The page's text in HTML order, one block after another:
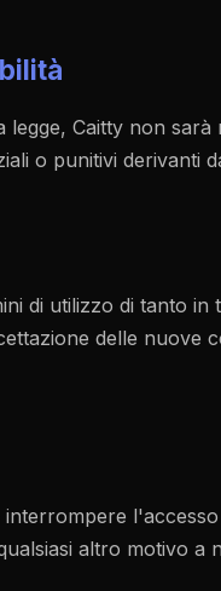
legge, Caitty non
o punitivi derivanti
di utilizzo di tanto
delle nuove
altro motivo a